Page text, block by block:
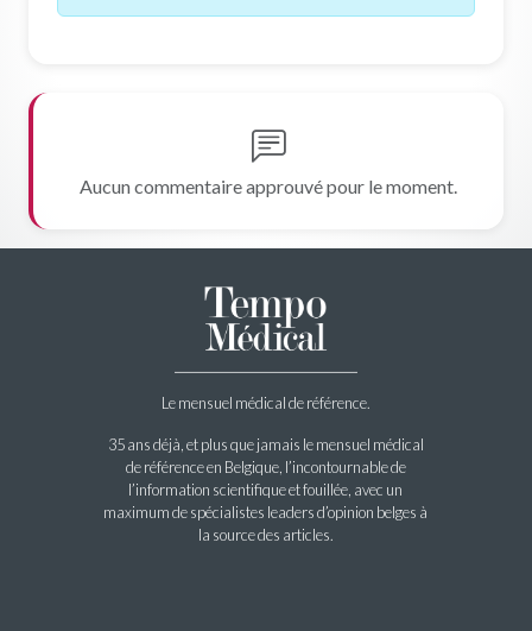
Aucun commentaire approuvé pour le moment.
Le mensuel médical de référence.
35 ans déjà, et plus que jamais le mensuel médical
de référence en Belgique, l’incontournable de
l’information scientifique et fouillée, avec un
maximum de spécialistes leaders d’opinion belges à
la source des articles.